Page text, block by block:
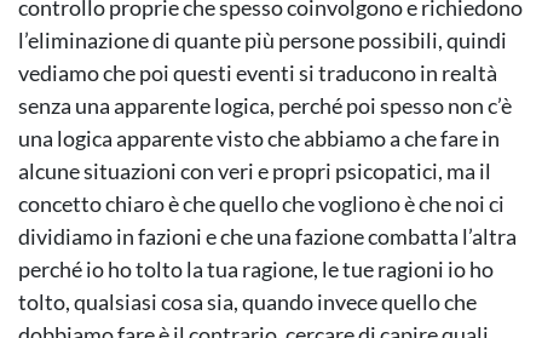
controllo proprie che spesso coinvolgono e richiedono
l’eliminazione di quante più persone possibili, quindi
vediamo che poi questi eventi si traducono in realtà
senza una apparente logica, perché poi spesso non c’è
una logica apparente visto che abbiamo a che fare in
alcune situazioni con veri e propri psicopatici, ma il
concetto chiaro è che quello che vogliono è che noi ci
dividiamo in fazioni e che una fazione combatta l’altra
perché io ho tolto la tua ragione, le tue ragioni io ho
tolto, qualsiasi cosa sia, quando invece quello che